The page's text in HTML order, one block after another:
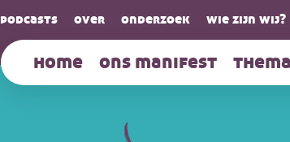
podcasts over onderzoek wie zijn wij?
home ons manifest